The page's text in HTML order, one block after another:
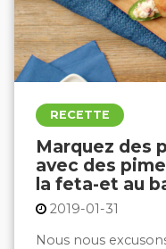
RECETTE
Marquez des
avec des
la feta-et au
2019-01-31
Nous nous